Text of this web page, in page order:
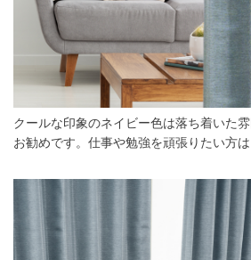
クールな印象のネイビー色は落ち着いた
お勧めです。仕事や勉強を頑張りたい方は